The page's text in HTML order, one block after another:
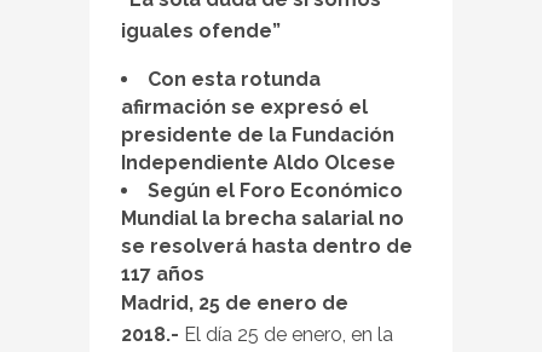
iguales ofende”
Con esta rotunda
afirmación se expresó el
presidente de la Fundación
Independiente Aldo Olcese
Según el Foro Económico
Mundial la brecha salarial no
se resolverá hasta dentro de
117 años
Madrid, 25 de enero de
2018.- El día 25 de enero, en la